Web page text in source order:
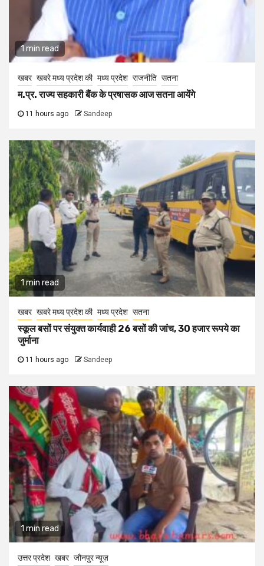
1 min read
खबर खबरे मध्य प्रदेश की मध्य प्रदेश राजनीति सतना
म.प्र. राज्य सहकारी बैंक के प्रषासक आज सतना आयेंगे
11 hours ago Sandeep
1 min read
खबर खबरे मध्य प्रदेश की मध्य प्रदेश सतना
स्कूल बसों पर संयुक्त कार्यवाही 26 बसों की जांच, 30 हजार रूपये का
जुर्माना
11 hours ago Sandeep
1 min read
उत्तर प्रदेश खबर जौनपुर न्यूज़